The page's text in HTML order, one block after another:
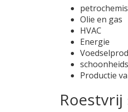
Olie en gas
HVAC
Energie
Productie